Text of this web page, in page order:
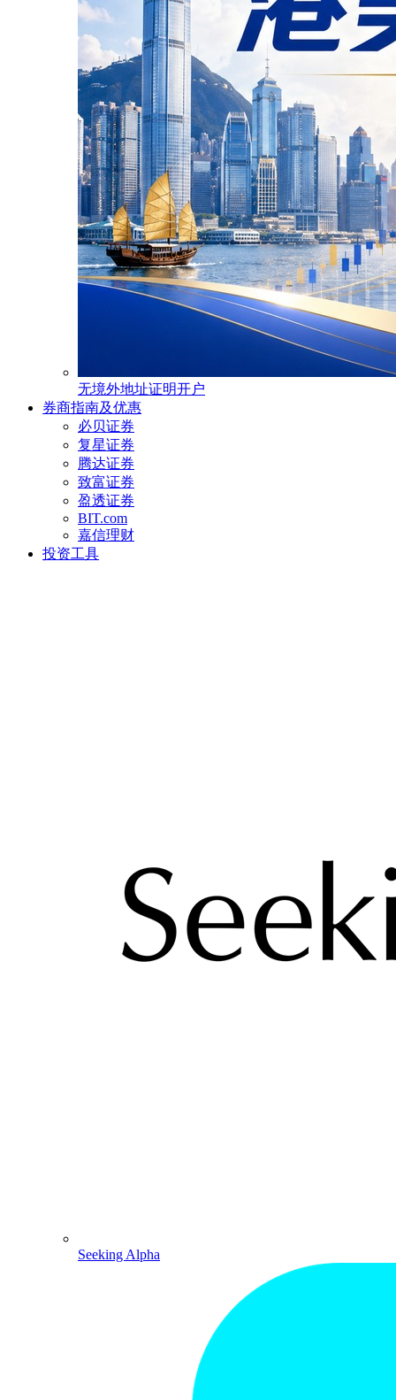
无境外地址证明开户
券商指南及优惠
必贝证券
复星证券
腾达证券
致富证券
盈透证券
BIT.com
嘉信理财
投资工具
Seeking Alpha